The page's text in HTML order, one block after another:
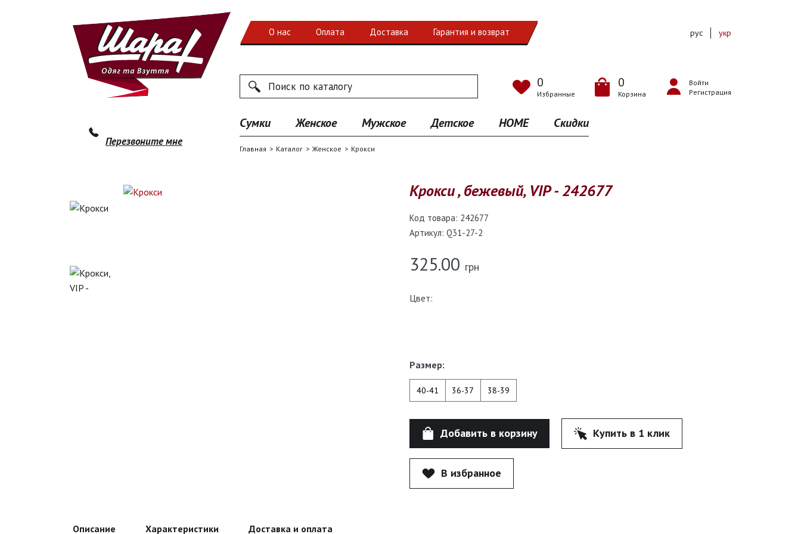
Перезвоните мне
О нас Оплата Доставка Гарантия и возврат
Поиск по каталогу
Поиск
0
Избранные
0
Корзина
Войти
Регистрация
рус укр
Сумки Женское Мужское Детское HOME Скидки
Главная Каталог Женское Крокси
Крокси , бежевый, VIP - 242677
Код товара: 242677
Артикул: Q31-27-2
325.00 грн
Цвет:
Размер:
40-41 36-37 38-39
Добавить в корзину Купить в 1 клик
В избранное
Описание Характеристики Доставка и оплата